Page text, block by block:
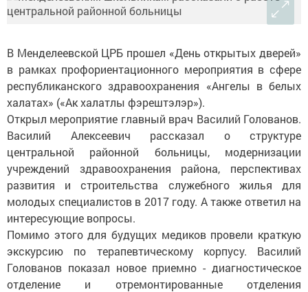
В Менделеевской ЦРБ прошел «День открытых дверей»
в рамках профориентационного мероприятия в сфере
республиканского здравоохранения «Ангелы в белых
халатах» («Ак халатлы фэрештэлэр»).
Открыл мероприятие главный врач Василий Голованов.
Василий Алексеевич рассказал о структуре
центральной районной больницы, модернизации
учреждений здравоохранения района, перспективах
развития и строительства служебного жилья для
молодых специалистов в 2017 году. А также ответил на
интересующие вопросы.
Помимо этого для будущих медиков провели краткую
экскурсию по терапевтическому корпусу. Василий
Голованов показал новое приемно - диагностическое
отделение и отремонтированные отделения